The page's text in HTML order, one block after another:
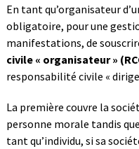
En tant qu’organisateur
obligatoire, pour une
manifestations, de
civile « organisateur »
responsabilité civile «
La première couvre la
personne morale tandis
tant qu’individu, si sa